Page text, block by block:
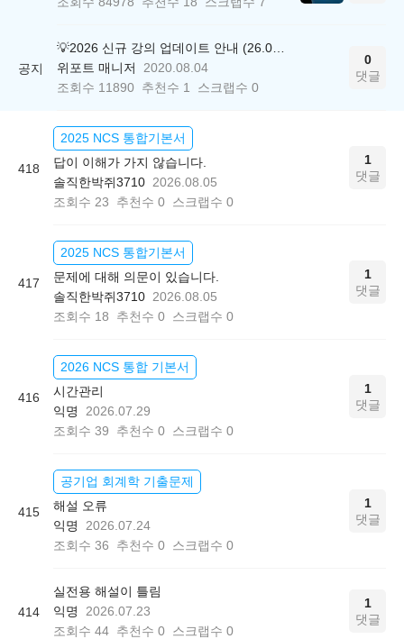
공지
위포트 매니저
2020.08.04
조회수 11890 추천수 1 스크랩수 0
0
댓글
418
2025 NCS 통합기본서
답이 이해가 가지 않습니다.
솔직한박쥐3710 2026.08.05
조회수 23 추천수 0 스크랩수 0
1
댓글
417
2025 NCS 통합기본서
문제에 대해 의문이 있습니다.
솔직한박쥐3710 2026.08.05
조회수 18 추천수 0 스크랩수 0
1
댓글
416
2026 NCS 통합 기본서
시간관리
익명
2026.07.29
조회수 39 추천수 0 스크랩수 0
1
댓글
415
공기업 회계학 기출문제
해설 오류
익명
2026.07.24
조회수 36 추천수 0 스크랩수 0
1
댓글
414
실전용 해설이 틀림
익명
2026.07.23
조회수 44 추천수 0 스크랩수 0
1
댓글